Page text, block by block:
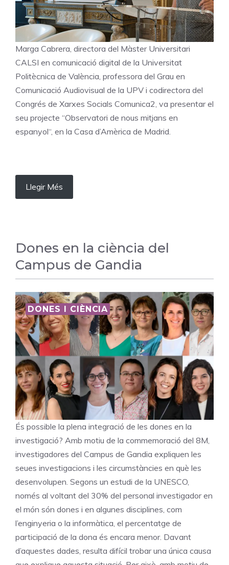
Marga Cabrera, directora del Màster Universitari
CALSI en comunicació digital de la Universitat
Politècnica de València, professora del Grau en
Comunicació Audiovisual de la UPV i codirectora del
Congrés de Xarxes Socials Comunica2, va presentar el
seu projecte “Observatori de nous mitjans en
espanyol“, en la Casa d’Amèrica de Madrid.
Llegir Més
Dones en la ciència del
Campus de Gandia
DONES I CIÈNCIA
És possible la plena integració de les dones en la
investigació? Amb motiu de la commemoració del 8M,
investigadores del Campus de Gandia expliquen les
seues investigacions i les circumstàncies en què les
desenvolupen. Segons un estudi de la UNESCO,
només al voltant del 30% del personal investigador en
el món són dones i en algunes disciplines, com
l’enginyeria o la informàtica, el percentatge de
participació de la dona és encara menor. Davant
d’aquestes dades, resulta difícil trobar una única causa